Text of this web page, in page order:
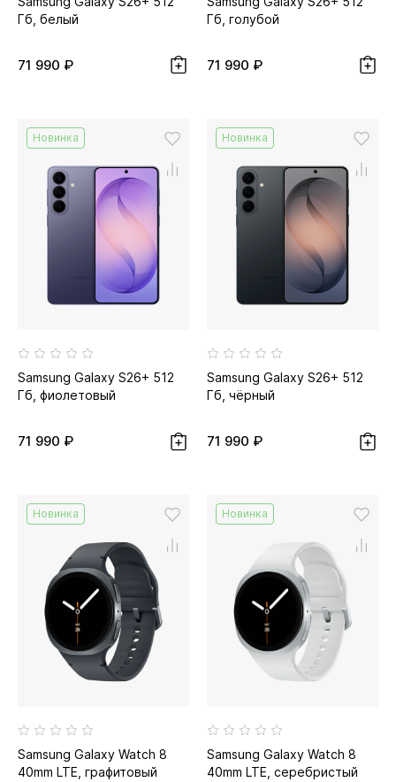
Гб, белый
71 990 ₽
Гб, голубой
71 990 ₽
Новинка
Samsung Galaxy S26+ 512
Гб, фиолетовый
71 990 ₽
Новинка
Samsung Galaxy S26+ 512
Гб, чёрный
71 990 ₽
Новинка
Samsung Galaxy Watch 8
40mm LTE, графитовый
Новинка
Samsung Galaxy Watch 8
40mm LTE, серебристый